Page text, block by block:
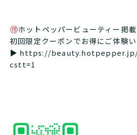
ホットペッパービューティー掲載
初回限定クーポンでお得にご体験
▶︎ https://beauty.hotpepper.jp/
cstt=1